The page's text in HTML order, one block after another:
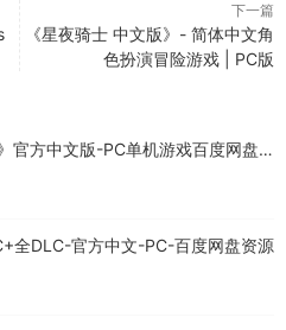
下一篇
《星夜骑士 中文版》- 简体中文角
色扮演冒险游戏 | PC版
官方中文版-PC单机游戏百度网盘
全DLC-官方中文-PC-百度网盘资源